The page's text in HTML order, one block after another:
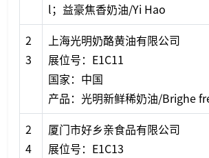
l；益豪焦香奶油/Yi Hao
2
3
上海光明奶酪黄油有限公司
展位号：E1C11
国家：中国
产品：光明新鲜稀奶油/Brighe
2
4
厦门市好乡亲食品有限公司
展位号：E1C13